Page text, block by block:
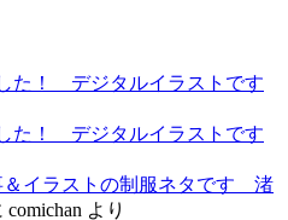
た！ デジタルイラストです
た！ デジタルイラストです
＆イラストの制服ネタです 渚
comichan より